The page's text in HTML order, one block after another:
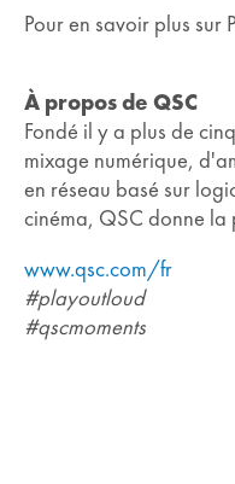
Pour en savoir plus sur
À propos de QSC
Fondé il y a plus de
mixage numérique,
en réseau basé sur
cinéma, QSC donne la
www.qsc.com/fr
#playoutloud
#qscmoments